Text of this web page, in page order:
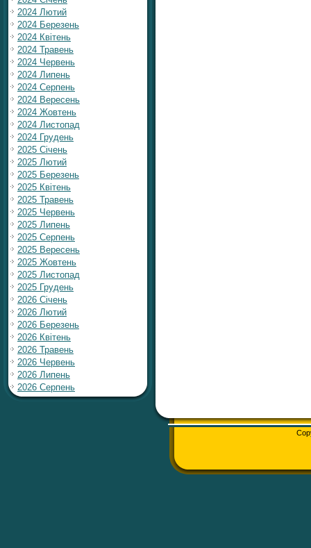
2024 Лютий
2024 Березень
2024 Квітень
2024 Травень
2024 Червень
2024 Липень
2024 Серпень
2024 Вересень
2024 Жовтень
2024 Листопад
2024 Грудень
2025 Січень
2025 Лютий
2025 Березень
2025 Квітень
2025 Травень
2025 Червень
2025 Липень
2025 Серпень
2025 Вересень
2025 Жовтень
2025 Листопад
2025 Грудень
2026 Січень
2026 Лютий
2026 Березень
2026 Квітень
2026 Травень
2026 Червень
2026 Липень
2026 Серпень